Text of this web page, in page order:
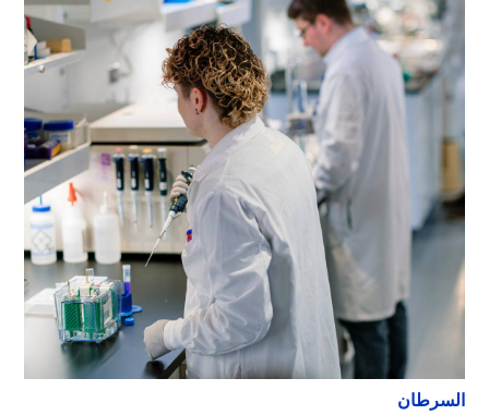
السرطان